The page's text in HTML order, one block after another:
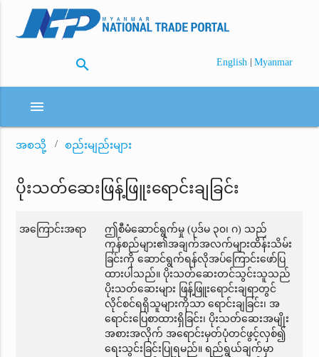
search English | Myanmar
menu
အစသို့ စည်းမျည်းများ
ပိုးသတ်ဆေးဖြန့်ဖြူးရောင်းချခြင်း
အကြောင်းအရာ
ဤစီမံဆောင်ရွက်မှု (ပုဒ်မ ၃၀၊ ဂ) သည်
ကုန်စည်များ၏အချက်အလက်များထိန်းသိမ်း
ခြင်းကို ဆောင်ရွက်ရန်လိုအပ်ကြောင်းဖော်ပြ
ထားပါသည်။ ပိုးသတ်ဆေးတင်သွင်းသူသည်
ပိုးသတ်ဆေးများ ဖြန့်ဖြူးရောင်းချရာတွင်
လိုင်စင်ရရှိသူများကိုသာ ရောင်းချခြင်း၊ အ
ရောင်းပြေစာထားရှိခြင်း၊ ပိုးသတ်ဆေးအမျိုး
အစားအလိုက် အရောင်းမှတ်ပုံတင်ဖွင့်လှစ်၍
ရေးသွင်းခြင်းပြုရမည်။ ရည်ရွယ်ချက်မှာ